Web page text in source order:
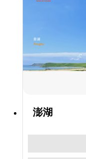
澎湖